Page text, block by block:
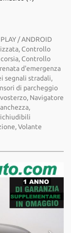
/ ANDROID
Controllo
Controllo
d'emergenza
segnali stradali,
di parcheggio
Navigatore
Volante